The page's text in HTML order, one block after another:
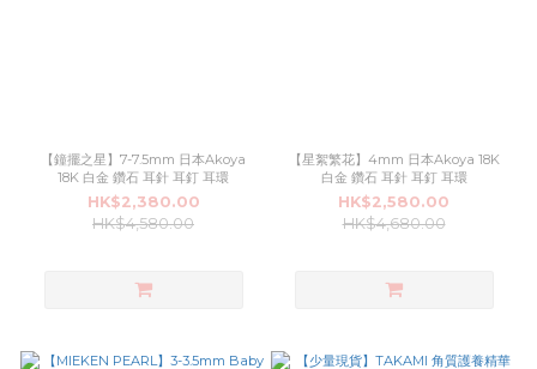
【鐘擺之星】7-7.5mm 日本Akoya
18K 白金 鑽石 耳針 耳釘 耳環
HK$2,380.00
HK$4,580.00
【星絮繁花】4mm 日本Akoya 18K
白金 鑽石 耳針 耳釘 耳環
HK$2,580.00
HK$4,680.00